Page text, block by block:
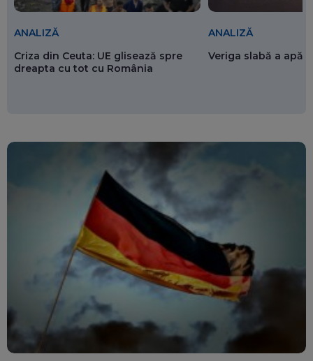
ANALIZĂ
Criza din Ceuta: UE glisează spre
dreapta cu tot cu România
ANALIZĂ
Veriga slabă a